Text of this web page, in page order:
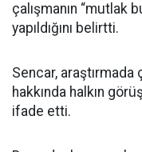
çalışmanın “mutlak
yapıldığını belirtti.
Sencar, araştırmada
hakkında halkın
ifade etti.